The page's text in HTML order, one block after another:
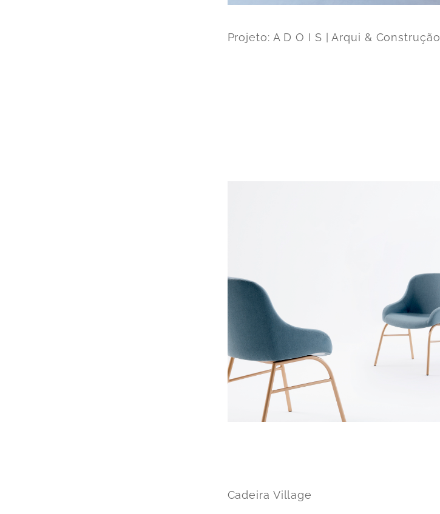
Projeto: A D O I S | Arqui & Construção
Cadeira Village